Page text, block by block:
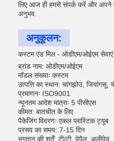
लिए आज ही हमसे संपर्क करें और अपने
अनुभव.
अनुकूलन:
कस्टम एंड मिल - ओडीएम/ओईएम सेवाएं
ब्रांड नाम: ओडीएम/ओईएम
मॉडल संख्याः कस्टम
उत्पत्ति का स्थान: चांगझोउ, जियांगसू,
प्रमाणनः ISO9001
न्यूनतम आदेश मात्राः 5 पीसीएस
कीमत: बातचीत के लिए
पैकेजिंग विवरणः एकल प्लास्टिक ट्यूब
प्रसव का समय: 7-15 दिन
भुगतान की शर्तें: टी/टी, पेपैल, अलीपेय